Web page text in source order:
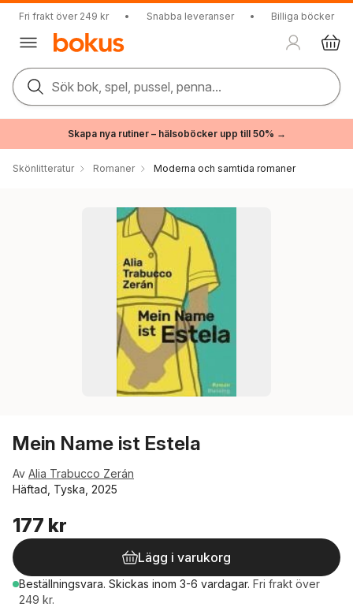
Fri frakt över 249 kr • Snabba leveranser • Billiga böcker
Sök bok, spel, pussel, penna...
Skapa nya rutiner – hälsoböcker upp till 50% →
Skönlitteratur Romaner Moderna och samtida romaner
Mein Name ist Estela
Av Alia Trabucco Zerán
Häftad, Tyska, 2025
177 kr
Lägg i varukorg
Beställningsvara. Skickas inom 3-6 vardagar. Fri frakt över
249 kr.